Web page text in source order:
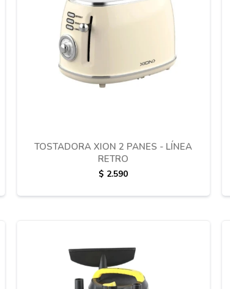
TOSTADORA XION 2 PANES - LÍNEA
RETRO
$ 2.590